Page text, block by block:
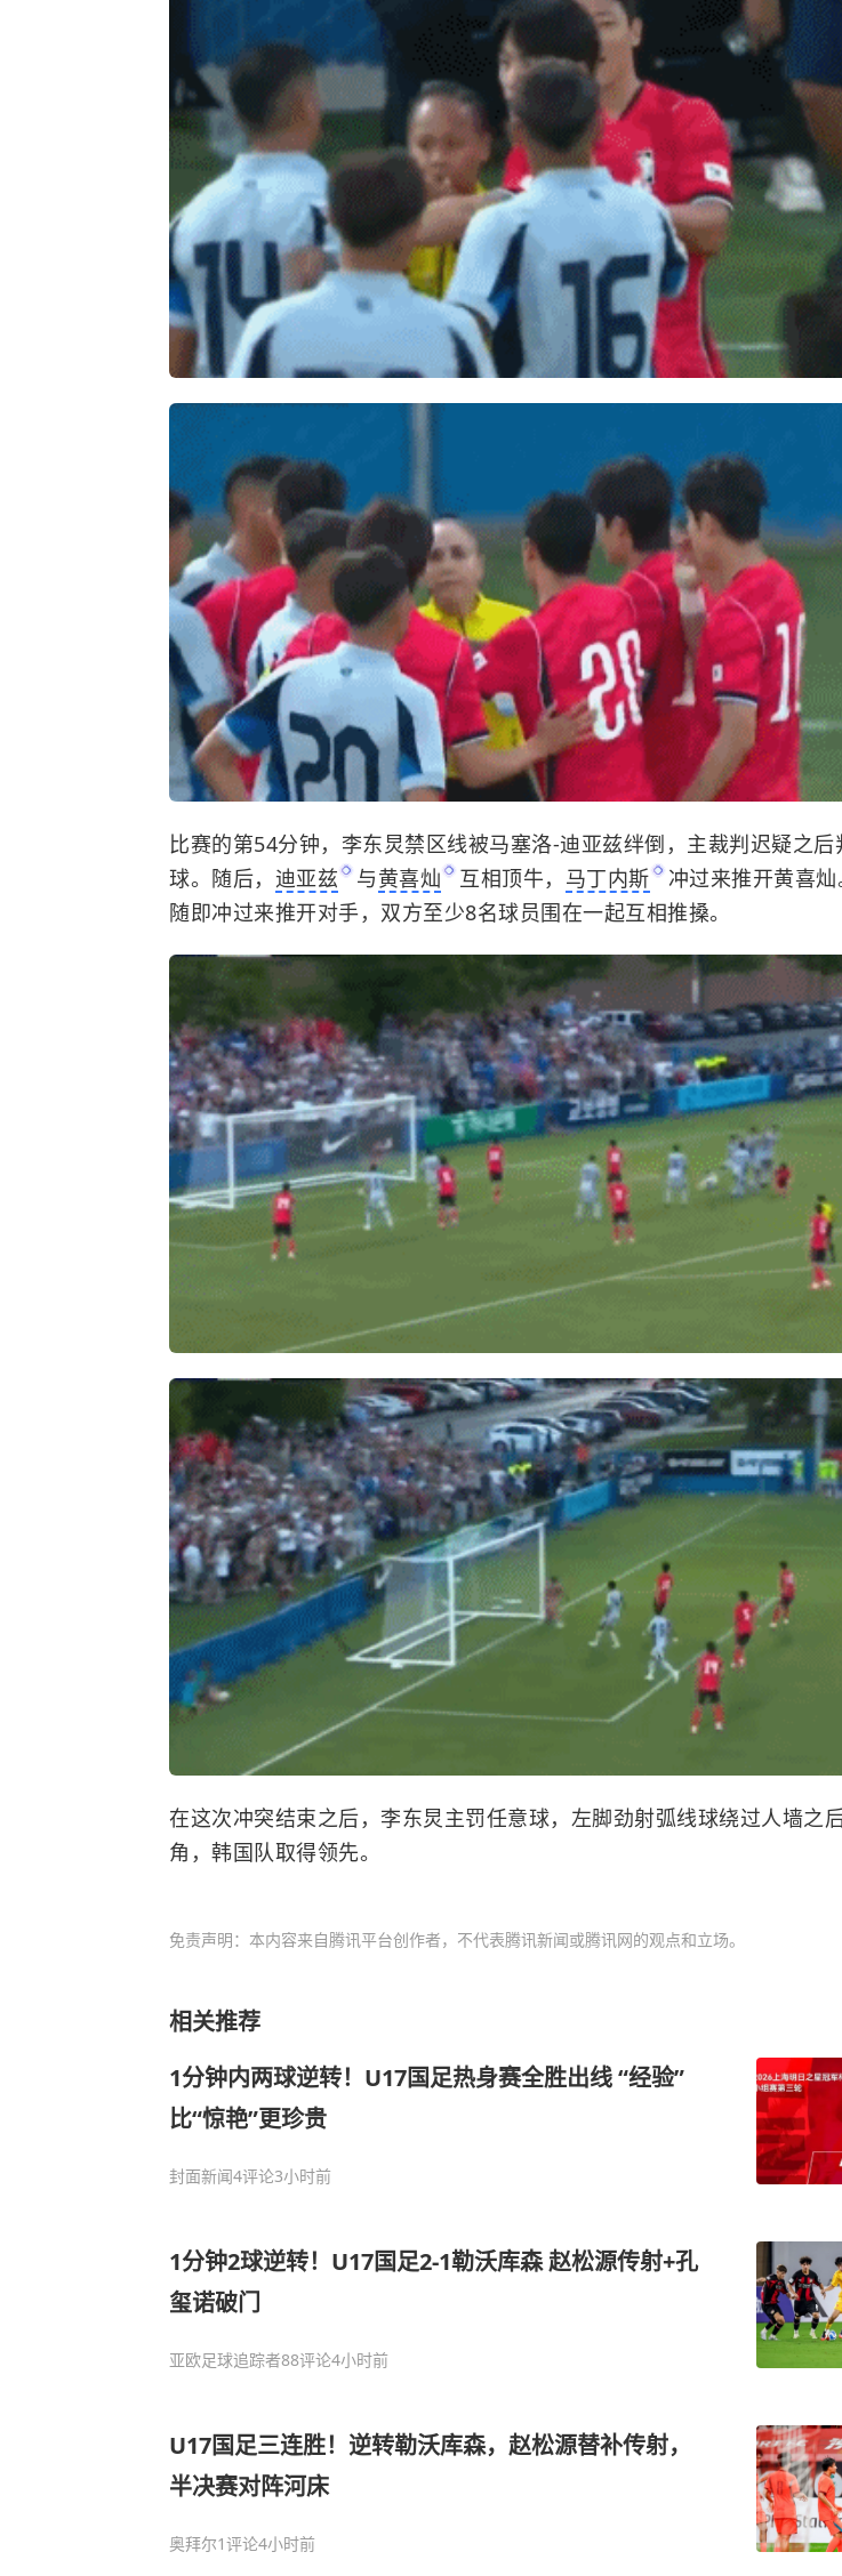
比赛的第54分钟，李东炅禁区线被马塞洛-迪亚兹绊倒，主裁判迟疑之后
球。随后， 迪亚兹 与黄喜灿 互相顶牛， 马丁内斯 冲过来推开黄喜灿
随即冲过来推开对手，双方至少8名球员围在一起互相推搡。
在这次冲突结束之后，李东炅主罚任意球，左脚劲射弧线球绕过人墙之
角，韩国队取得领先。
免责声明：本内容来自腾讯平台创作者，不代表腾讯新闻或腾讯网的观点和立场。
相关推荐
1分钟内两球逆转！U17国足热身赛全胜出线 “经验”
比“惊艳”更珍贵
封面新闻4评论3小时前
1分钟2球逆转！U17国足2-1勒沃库森 赵松源传射+孔
玺诺破门
亚欧足球追踪者88评论4小时前
U17国足三连胜！逆转勒沃库森，赵松源替补传射，
半决赛对阵河床
奥拜尔1评论4小时前